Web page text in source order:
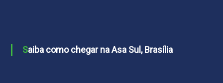
Saiba como chegar na Asa Sul, Brasília